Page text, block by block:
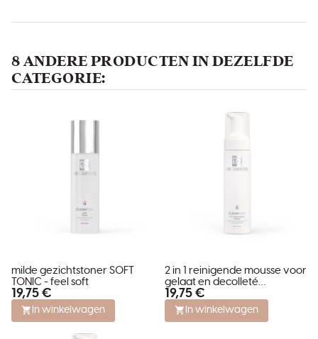
8 ANDERE PRODUCTEN IN DEZELFDE
CATEGORIE:
milde gezichtstoner SOFT
TONIC - feel soft
19,75 €
In winkelwagen
2 in 1 reinigende mousse voor
gelaat en decolleté
CLEANSING FOAM
19,75 €
In winkelwagen